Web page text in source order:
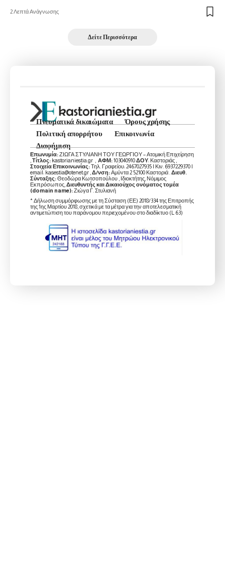
2 Λεπτά Ανάγνωσης
Δείτε Περισσότερα
Πνευματικά δικαιώματα
Όρους χρήσης
Πολιτική απορρήτου
Επικοινωνία
Διαφήμιση
Επωνυμία:ΖΙΩΓΑ ΣΤΥΛΙΑΝΗ ΤΟΥ ΓΕΩΡΓΙΟΥ – Ατομική Επιχείρηση
Τίτλος: kastorianiestia.gr , ΑΦΜ:103040910ΔΟΥ: Καστοριάς ,
Στοιχεία Επικοινωνίας:Τηλ. Γραφείου: 2467027935 | Κιν. 6937229370 |
email: kasestia@otenet.gr , Δ/νση:Αμύντα 2 52100 Καστοριά . Διευθ.
Σύνταξης:Θεοδώρα Κωτσοπούλου , Ιδιοκτήτης, Νόμιμος
Εκπρόσωπος, Διευθυντής και Δικαιούχος ονόματος τομέα
(domain name):Ζιώγα Γ. Στυλιανή
* Δήλωση συμμόρφωσης με τη Σύσταση (ΕΕ) 2018/334 της Επιτροπής
της 1ης Μαρτίου 2018, σχετικά με τα μέτρα για την αποτελεσματική
αντιμετώπιση του παράνομου περιεχομένου στο διαδίκτυο (L 63)